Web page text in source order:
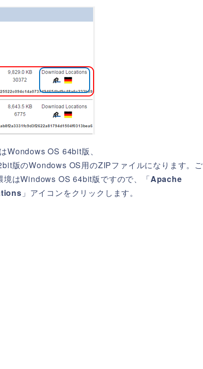
Wondows OS 64bit版、
版のWondows OS用のZIPファイルになります。ご
境はWindows OS 64bit版ですので、「Apache
」アイコンをクリックします。